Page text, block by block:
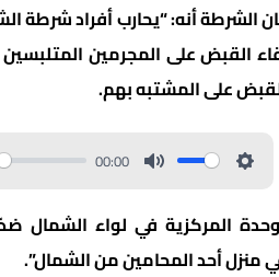
الشرطة أنه: “يحارب أفراد شرطة
القبض على المجرمين
على المشتبه بهم.
00:00
نشاط الوحدة المركزية في لواء
منزل أحد المحامين من الشمال”.